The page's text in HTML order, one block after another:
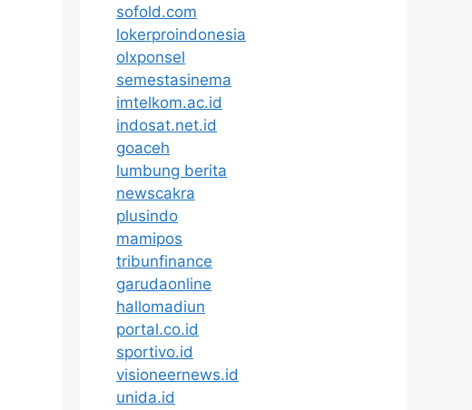
sofold.com
lokerproindonesia
olxponsel
semestasinema
imtelkom.ac.id
indosat.net.id
goaceh
lumbung berita
newscakra
plusindo
mamipos
tribunfinance
garudaonline
hallomadiun
portal.co.id
sportivo.id
visioneernews.id
unida.id